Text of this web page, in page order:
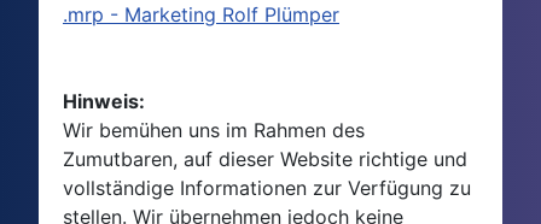
.mrp - Marketing Rolf Plümper
Hinweis:
Wir bemühen uns im Rahmen des
Zumutbaren, auf dieser Website richtige und
vollständige Informationen zur Verfügung zu
stellen. Wir übernehmen jedoch keine